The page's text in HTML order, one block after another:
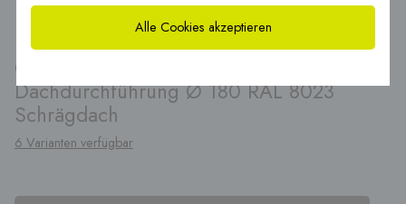
CoxDry
Dachdurchführung Ø 180 RAL 8023
Schrägdach
6 Varianten verfügbar
Alle Cookies akzeptieren